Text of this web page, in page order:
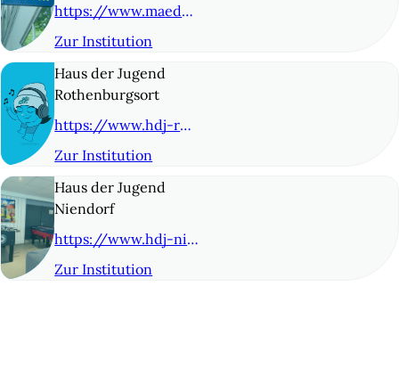
© 8
https://www.maedchentreff-schanze.de/
Zur Institution
© 9
Haus der Jugend
Rothenburgsort
https://www.hdj-rothenburgsort.de/
Zur Institution
Haus der Jugend
Niendorf
https://www.hdj-niendorf.de
Zur Institution